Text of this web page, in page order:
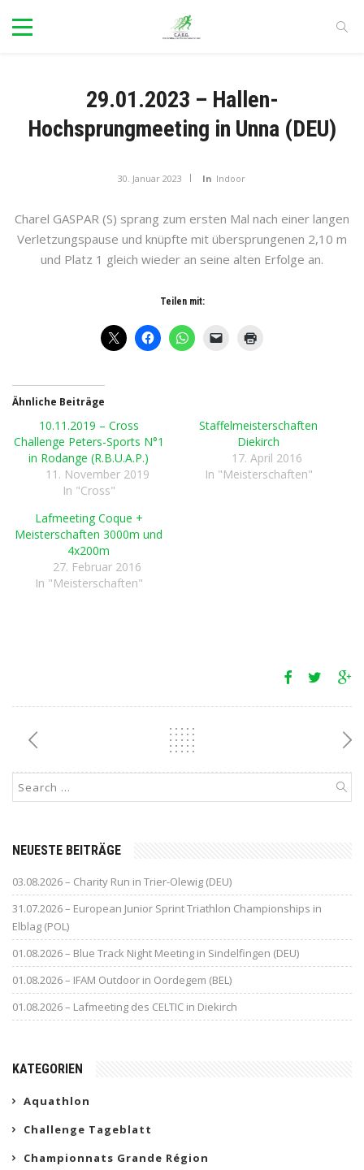
29.01.2023 – Hallen-
Hochsprungmeeting in Unna (DEU)
30. Januar 2023 In Indoor
Charel GASPAR (S) sprang zum ersten Mal nach einer langen
Verletzungspause und knüpfte mit übersprungenen 2,10 m
und Platz 1 gleich wieder an seine alten Erfolge an.
Teilen mit:
Ähnliche Beiträge
10.11.2019 – Cross
Challenge Peters-Sports N°1
in Rodange (R.B.U.A.P.)
11. November 2019
In "Cross"
Staffelmeisterschaften
Diekirch
17. April 2016
In "Meisterschaften"
Lafmeeting Coque +
Meisterschaften 3000m und
4x200m
27. Februar 2016
In "Meisterschaften"
NEUESTE BEITRÄGE
03.08.2026 – Charity Run in Trier-Olewig (DEU)
31.07.2026 – European Junior Sprint Triathlon Championships in
Elblag (POL)
01.08.2026 – Blue Track Night Meeting in Sindelfingen (DEU)
01.08.2026 – IFAM Outdoor in Oordegem (BEL)
01.08.2026 – Lafmeeting des CELTIC in Diekirch
KATEGORIEN
Aquathlon
Challenge Tageblatt
Championnats Grande Région